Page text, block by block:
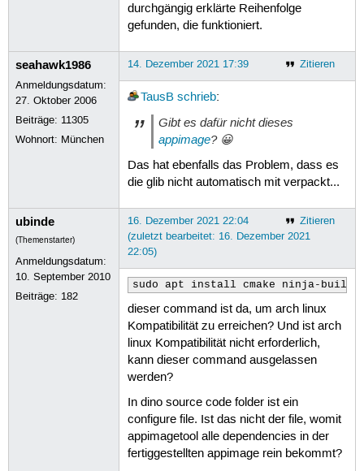
durchgängig erklärte Reihenfolge
gefunden, die funktioniert.
seahawk1986
Anmeldungsdatum:
27. Oktober 2006
Beiträge: 11305
Wohnort: München
Zitieren
14. Dezember 2021 17:39
TausB schrieb:
Gibt es dafür nicht dieses
appimage? 😀
Das hat ebenfalls das Problem, dass es
die glib nicht automatisch mit verpackt...
ubinde
(Themenstarter)
Anmeldungsdatum:
10. September 2010
Beiträge: 182
Zitieren
16. Dezember 2021 22:04
(zuletzt bearbeitet: 16. Dezember 2021
22:05)
sudo apt install cmake ninja-build
dieser command ist da, um arch linux
Kompatibilität zu erreichen? Und ist arch
linux Kompatibilität nicht erforderlich,
kann dieser command ausgelassen
werden?
In dino source code folder ist ein
configure file. Ist das nicht der file, womit
appimagetool alle dependencies in der
fertiggestellten appimage rein bekommt?